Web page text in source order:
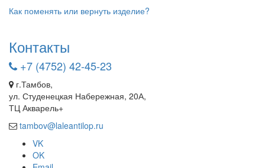
Как поменять или вернуть изделие?
Контакты
+7 (4752) 42-45-23
г.Тамбов,
ул. Студенецкая Набережная, 20А,
ТЦ Акварель+
tambov@laleantilop.ru
VK
OK